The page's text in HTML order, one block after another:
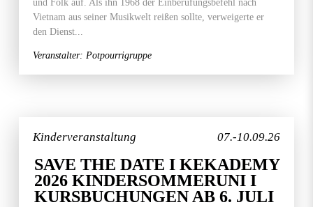
Vietnam aus seiner Musikwelt reißen sollte, verweigerte er
den Dienst...
Veranstalter: Potpourrigruppe
07.-10.09.26
Kinderveranstaltung
SAVE THE DATE I KEKADEMY
2026 KINDERSOMMERUNI I
KURSBUCHUNGEN AB 6. JULI